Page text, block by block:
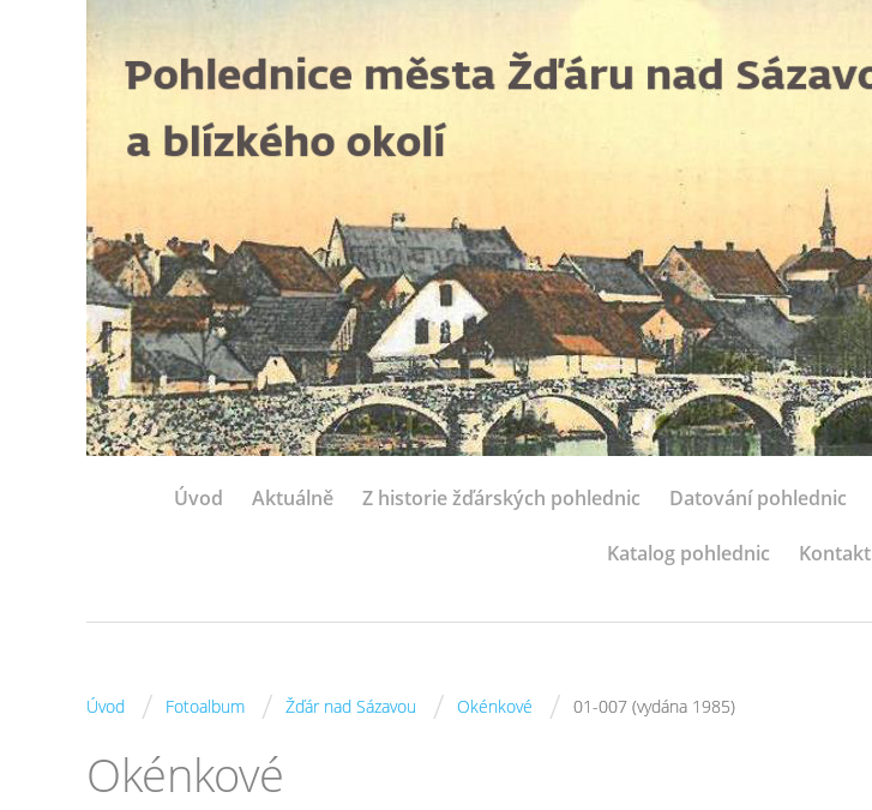
Úvod Aktuálně Z historie žďárských pohlednic Datování pohlednic
Katalog pohlednic Kontakt
Úvod / Fotoalbum / Žďár nad Sázavou / Okénkové / 01-007 (vydána 1985)
Okénkové